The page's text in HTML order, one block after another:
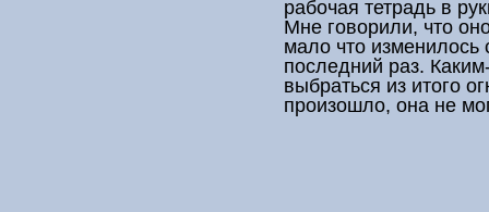
рабочая тетрадь в
Мне говорили, что
мало что изменилось
последний раз.
выбраться из итого
произошло, она не